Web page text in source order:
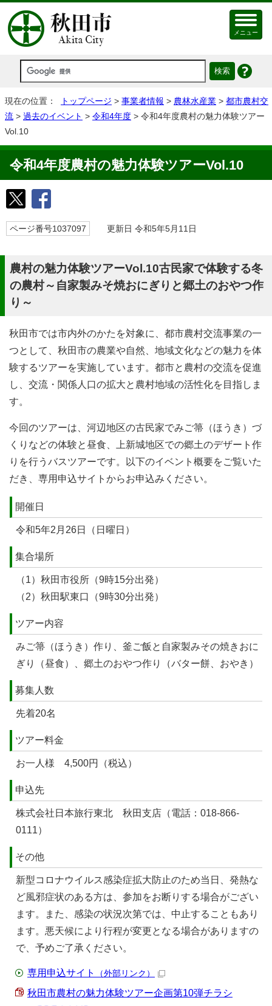
メニュー
現在の位置： トップページ > 事業者情報 > 農林水産業 > 都市農村交
流 > 過去のイベント > 令和4年度 > 令和4年度農村の魅力体験ツアー
Vol.10
令和4年度農村の魅力体験ツアーVol.10
ページ番号1037097 更新日 令和5年5月11日
農村の魅力体験ツアーVol.10古民家で体験する冬
の農村～自家製みそ焼おにぎりと郷土のおやつ作
り～
秋田市では市内外のかたを対象に、都市農村交流事業の一
つとして、秋田市の農業や自然、地域文化などの魅力を体
験するツアーを実施しています。都市と農村の交流を促進
し、交流・関係人口の拡大と農村地域の活性化を目指しま
す。
今回のツアーは、河辺地区の古民家でみご箒（ほうき）づ
くりなどの体験と昼食、上新城地区での郷土のデザート作
りを行うバスツアーです。以下のイベント概要をご覧いた
だき、専用申込サイトからお申込みください。
開催日
令和5年2月26日（日曜日）
集合場所
（1）秋田市役所（9時15分出発）
（2）秋田駅東口（9時30分出発）
ツアー内容
みご箒（ほうき）作り、釜ご飯と自家製みその焼きおに
ぎり（昼食）、郷土のおやつ作り（バター餅、おやき）
募集人数
先着20名
ツアー料金
お一人様 4,500円（税込）
申込先
株式会社日本旅行東北 秋田支店（電話：018-866-
0111）
その他
新型コロナウイルス感染症拡大防止のため当日、発熱な
ど風邪症状のある方は、参加をお断りする場合がござい
ます。また、感染の状況次第では、中止することもあり
ます。悪天候により行程が変更となる場合がありますの
で、予めご了承ください。
専用申込サイト （外部リンク）
秋田市農村の魅力体験ツアー企画第10弾チラシ